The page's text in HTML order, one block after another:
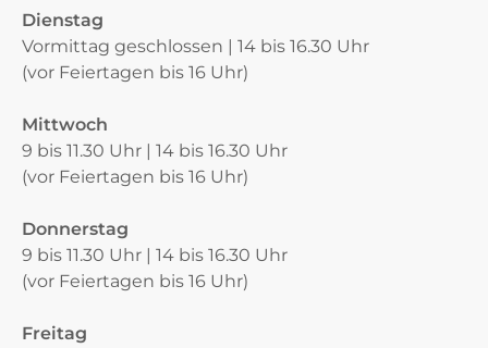
Dienstag
Vormittag geschlossen | 14 bis 16.30 Uhr
(vor Feiertagen bis 16 Uhr)
Mittwoch
9 bis 11.30 Uhr | 14 bis 16.30 Uhr
(vor Feiertagen bis 16 Uhr)
Donnerstag
9 bis 11.30 Uhr | 14 bis 16.30 Uhr
(vor Feiertagen bis 16 Uhr)
Freitag